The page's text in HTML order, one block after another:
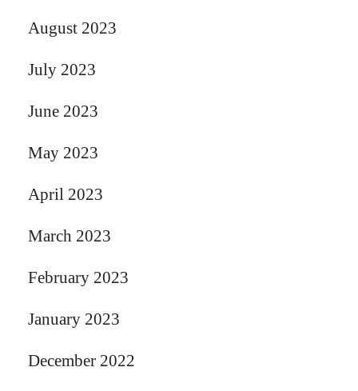
August 2023
July 2023
June 2023
May 2023
April 2023
March 2023
February 2023
January 2023
December 2022